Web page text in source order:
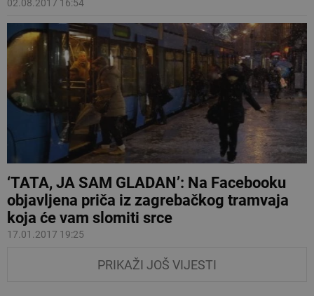
02.08.2017 16:54
‘TATA, JA SAM GLADAN’: Na Facebooku
objavljena priča iz zagrebačkog tramvaja
koja će vam slomiti srce
17.01.2017 19:25
PRIKAŽI JOŠ VIJESTI